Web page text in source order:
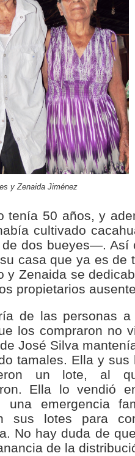
y Zenaida Jiménez
tenía 50 años, y
cultivado
de dos bueyes—. Así
casa que ya es de
y Zenaida se
propietarios
de las personas
los compraron no
José Silva
tamales. Ella y
un lote, al
Ella lo vendió
una emergencia
sus lotes para
No hay duda de
de la